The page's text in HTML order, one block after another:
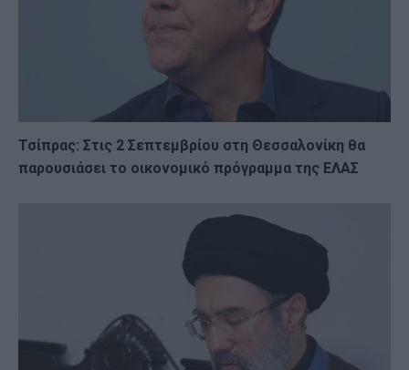
Τσίπρας: Στις 2 Σεπτεμβρίου στη Θεσσαλονίκη θα
παρουσιάσει το οικονομικό πρόγραμμα της ΕΛΑΣ